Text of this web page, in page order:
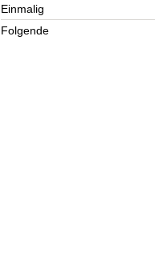
Einmalig
Folgende